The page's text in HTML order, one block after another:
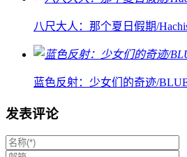
八尺大人：那个夏日假期/
蓝色反射：少女们的奇迹/
发表评论